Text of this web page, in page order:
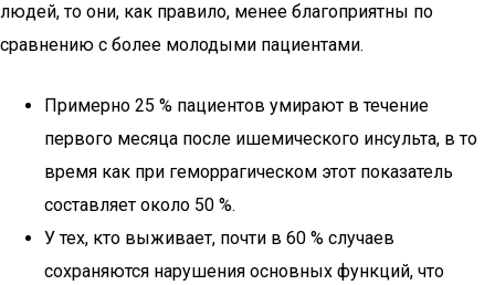
людей, то они, как правило, менее благоприятны по
сравнению с более молодыми пациентами.
Примерно 25 % пациентов умирают в течение
первого месяца после ишемического инсульта, в то
время как при геморрагическом этот показатель
составляет около 50 %.
У тех, кто выживает, почти в 60 % случаев
сохраняются нарушения основных функций, что